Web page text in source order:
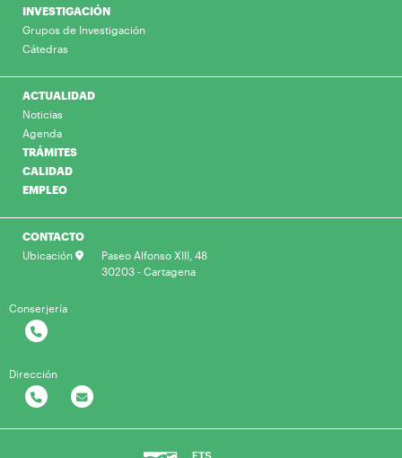
INVESTIGACIÓN
Grupos de Investigación
Cátedras
ACTUALIDAD
Noticias
Agenda
TRÁMITES
CALIDAD
EMPLEO
CONTACTO
Ubicación
Paseo Alfonso XIII, 48
30203 - Cartagena
Conserjería
Dirección